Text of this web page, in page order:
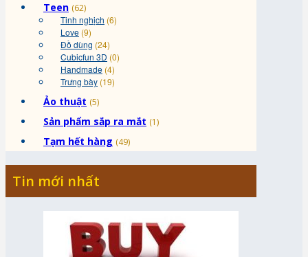
Teen (62)
Tinh nghịch (6)
Love (9)
Đồ dùng (24)
Cubicfun 3D (0)
Handmade (4)
Trưng bày (19)
Ảo thuật (5)
Sản phẩm sắp ra mắt (1)
Tạm hết hàng (49)
Tin mới nhất